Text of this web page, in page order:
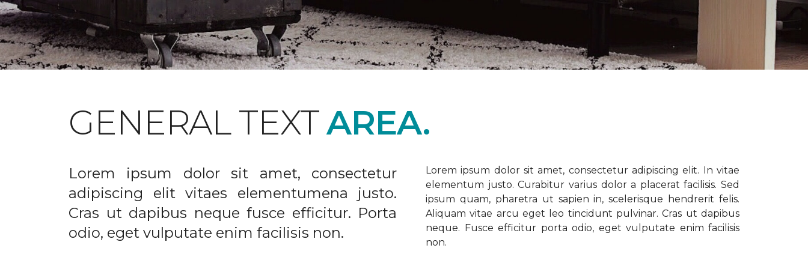
GENERAL TEXTAREA.
Lorem ipsum dolor sit amet, consectetur
adipiscing elit vitaes elementumena justo.
Cras ut dapibus neque fusce efficitur. Porta
odio, eget vulputate enim facilisis non.
Lorem ipsum dolor sit amet, consectetur adipiscing elit. In vitae
elementum justo. Curabitur varius dolor a placerat facilisis. Sed
ipsum quam, pharetra ut sapien in, scelerisque hendrerit felis.
Aliquam vitae arcu eget leo tincidunt pulvinar. Cras ut dapibus
neque. Fusce efficitur porta odio, eget vulputate enim facilisis
non.